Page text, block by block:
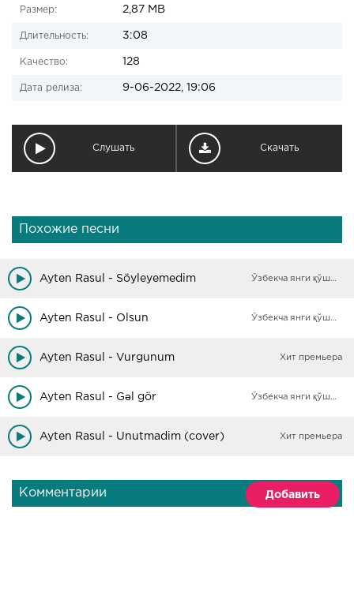
Размер: 2,87 MB
Длительность: 3:08
Качество: 128
Дата релиза: 9-06-2022, 19:06
Слушать Скачать
Похожие песни
Ayten Rasul - Söyleyemedim Ўзбекча янги қўшиқлар
Ayten Rasul - Olsun Ўзбекча янги қўшиқлар
Ayten Rasul - Vurgunum Хит премьера
Ayten Rasul - Gəl gör Ўзбекча янги қўшиқлар
Ayten Rasul - Unutmadim (cover) Хит премьера
Комментарии Добавить